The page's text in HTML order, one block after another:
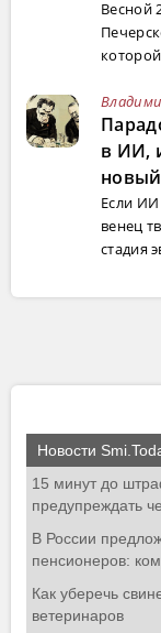
Весной
в ИИ,
Если ИИ
венец
стадия